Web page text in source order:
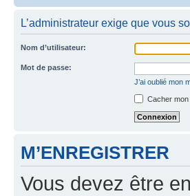
L’administrateur exige que vous
Nom d’utilisateur:
Mot de passe:
J’ai oublié mon
Cacher
M’ENREGISTRER
Vous devez être